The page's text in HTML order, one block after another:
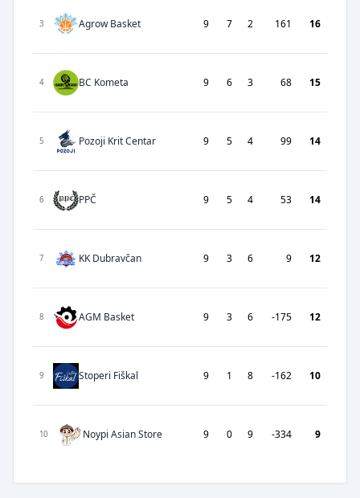
3 Agrow Basket 9 7 2 161 16
4 BC Kometa 9 6 3 68 15
5 Pozoji Krit Centar 9 5 4 99 14
6 PPČ 9 5 4 53 14
7 KK Dubravčan 9 3 6 9 12
8 AGM Basket 9 3 6 -175 12
9 Stoperi Fiškal 9 1 8 -162 10
10 Noypi Asian Store 9 0 9 -334 9